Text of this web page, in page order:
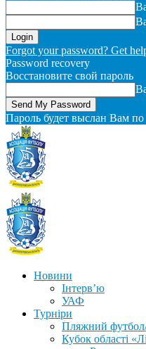
Forgot your password? Get
Password recovery
Восстановите свой пароль
Пароль будет выслан Вам по
Новини
Інтерв’ю
УАФ
Турніри
Пляжний
Кубок області